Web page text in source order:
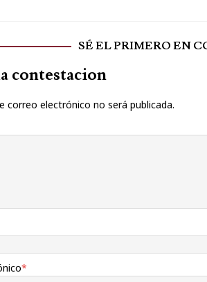
SÉ EL PRIMERO EN
contestacion
correo electrónico no será publicada.
*